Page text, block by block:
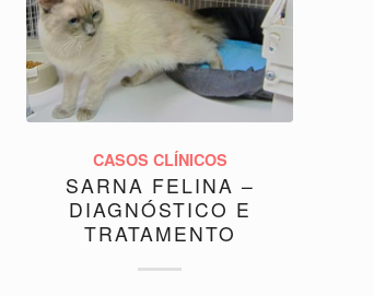
CASOS CLÍNICOS
SARNA FELINA –
DIAGNÓSTICO E
TRATAMENTO